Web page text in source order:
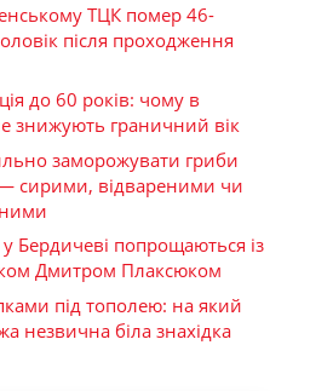
ТЦК помер 46-
після проходження
до 60 років: чому в
знижують граничний вік
заморожувати гриби
сирими, відвареними чи
Бердичеві попрощаються із
Дмитром Плаксюком
під тополею: на який
незвична біла знахідка